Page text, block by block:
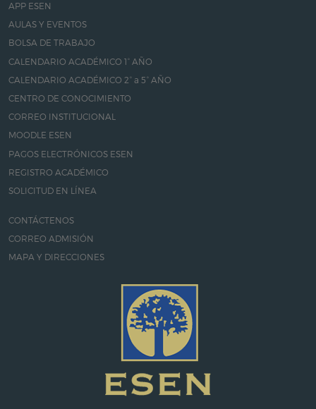
APP ESEN
AULAS Y EVENTOS
BOLSA DE TRABAJO
CALENDARIO ACADÉMICO 1° AÑO
CALENDARIO ACADÉMICO 2° a 5° AÑO
CENTRO DE CONOCIMIENTO
CORREO INSTITUCIONAL
MOODLE ESEN
PAGOS ELECTRÓNICOS ESEN
REGISTRO ACADÉMICO
SOLICITUD EN LÍNEA
CONTÁCTENOS
CORREO ADMISIÓN
MAPA Y DIRECCIONES